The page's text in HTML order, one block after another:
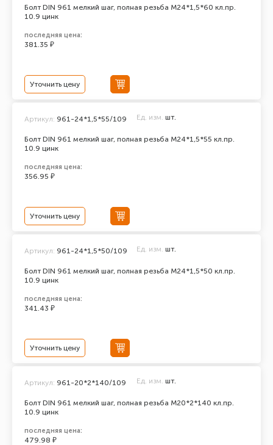
Болт DIN 961 мелкий шаг, полная резьба M24*1,5*60 кл.пр.
10.9 цинк
последняя цена:
381.35 ₽
Уточнить цену
Болт DIN 961 мелкий шаг, полная резьба M24*1,5*55 кл.пр.
10.9 цинк
Артикул: 961-24*1,5*55/109 Ед. изм. шт.
последняя цена:
356.95 ₽
Уточнить цену
Болт DIN 961 мелкий шаг, полная резьба M24*1,5*50 кл.пр.
10.9 цинк
Артикул: 961-24*1,5*50/109 Ед. изм. шт.
последняя цена:
341.43 ₽
Уточнить цену
Болт DIN 961 мелкий шаг, полная резьба M20*2*140 кл.пр.
10.9 цинк
Артикул: 961-20*2*140/109 Ед. изм. шт.
последняя цена:
479.98 ₽